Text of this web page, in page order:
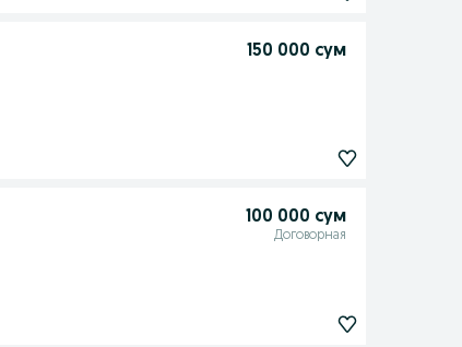
150 000 сум
100 000 сум
Договорная